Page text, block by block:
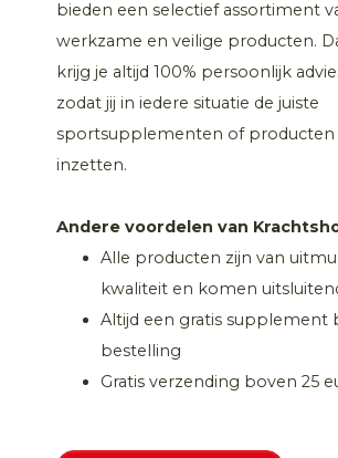
bieden een selectief assortiment
werkzame en veilige producten.
krijg je altijd 100% persoonlijk
zodat jij in iedere situatie de juiste
sportsupplementen of
inzetten.
Andere voordelen van
Alle producten zijn van
kwaliteit en komen
Altijd een gratis supplement
bestelling
Gratis verzending boven 25